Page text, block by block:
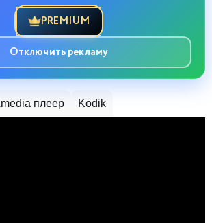
PREMIUM
Отключить рекламу
плеер Kodik